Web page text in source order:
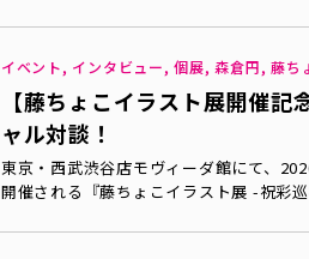
イベント, インタビュー, 個展, 森倉円, 藤ち
【藤ちょこイラスト展開催
ャル対談！
東京・西武渋谷店モヴィーダ館にて、
開催される『藤ちょこイラスト展 -祝彩